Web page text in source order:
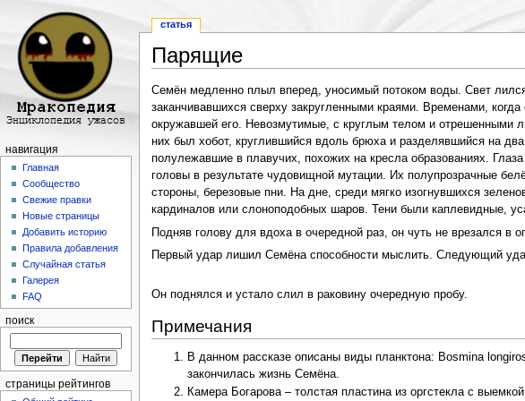
Парящие
Семён медленно плыл вперед, уносимый потоком воды. Свет
заканчивавшихся сверху закругленными краями. Временами,
окружавшей его. Невозмутимые, с круглым телом и отрешенными
них был хобот, круглившийся вдоль брюха и разделявшийся на
полулежавшие в плавучих, похожих на кресла образованиях.
головы в результате чудовищной мутации. Их полупрозрачные
стороны, березовые пни. На дне, среди мягко изогнувшихся
кардиналов или слоноподобных шаров. Тени были каплевидные,
Подняв голову для вдоха в очередной раз, он чуть не врезался
Первый удар лишил Семёна способности мыслить. Следующий
Он поднялся и устало слил в раковину очередную пробу.
Примечания
В данном рассказе описаны виды планктона: Bosmina
закончилась жизнь Семёна.
Камера Богарова – толстая пластина из оргстекла с
статья
навигация
Главная
Сообщество
Свежие правки
Новые страницы
Добавить историю
Правила добавления
Случайная статья
Галерея
FAQ
поиск
страницы рейтингов